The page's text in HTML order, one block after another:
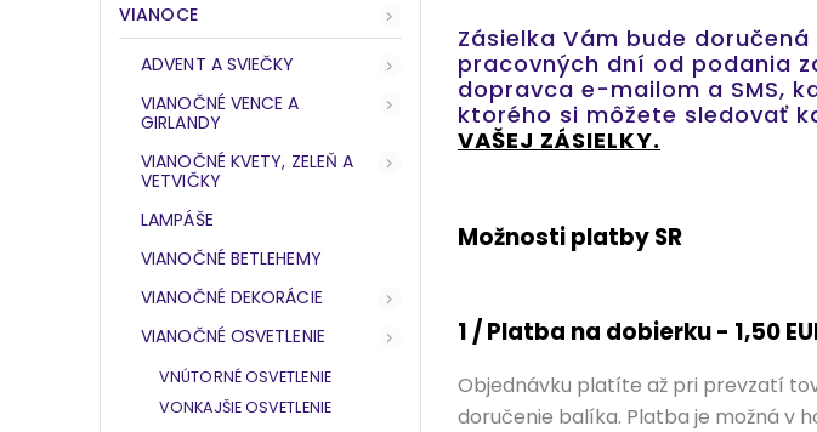
VIANOCE
ADVENT A SVIEČKY
VIANOČNÉ VENCE A
GIRLANDY
VIANOČNÉ KVETY, ZELEŇ A
VETVIČKY
LAMPÁŠE
VIANOČNÉ BETLEHEMY
VIANOČNÉ DEKORÁCIE
VIANOČNÉ OSVETLENIE
VNÚTORNÉ OSVETLENIE
VONKAJŠIE OSVETLENIE
Zásielka Vám bude
pracovných dní od podania
dopravca e-mailom a SMS,
ktorého si môžete sledovať
VAŠEJ ZÁSIELKY.
Možnosti platby SR
1 / Platba na dobierku - 1,50
Objednávku platíte až pri prevzatí
doručenie balíka. Platba je možná v